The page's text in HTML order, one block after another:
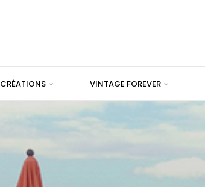
CRÉATIONS VINTAGE FOREVER